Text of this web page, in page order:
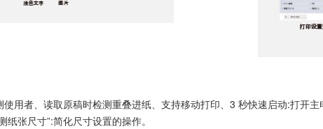
使用者、读取原稿时检测重叠进纸、支持移动打印、3 秒快速启动:打开
纸张尺寸”:简化尺寸设置的操作。